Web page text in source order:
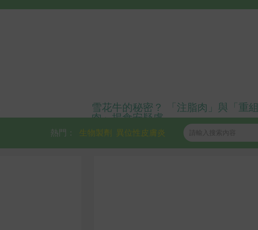
雪花牛的秘密？ 「注脂肉」與「重
肉」揭食安疑慮
異位性皮膚炎
生物製劑
熱門：